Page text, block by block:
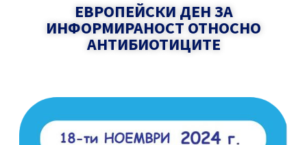
ЕВРОПЕЙСКИ ДЕН ЗА
ИНФОРМИРАНОСТ ОТНОСНО
АНТИБИОТИЦИТЕ